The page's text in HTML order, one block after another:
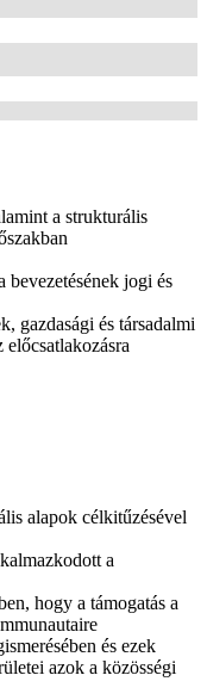
a strukturális
jogi és
gazdasági és társadalmi
alapok célkitűzésével
a
hogy a támogatás a
és ezek
azok a közösségi